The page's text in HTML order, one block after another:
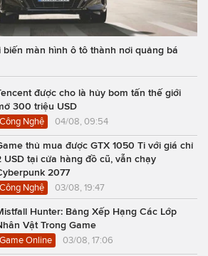
biến màn hình ô tô thành nơi quảng bá
được cho là hủy bom tấn thế giới
300 triệu USD
Công Nghệ 04/08, 09:54
thủ mua được GTX 1050 Ti với giá chỉ
USD tại cửa hàng đồ cũ, vẫn chạy
2077
Công Nghệ 03/08, 19:47
Hunter: Bảng Xếp Hạng Các Lớp
Vật Trong Game
Game Online 03/08, 17:06